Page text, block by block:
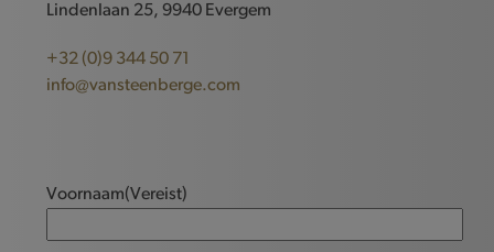
Lindenlaan 25, 9940 Evergem
+32 (0)9 344 50 71
info@vansteenberge.com
Voornaam(Vereist)